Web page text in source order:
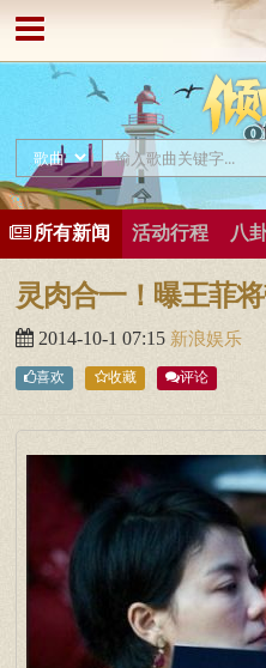
所有新闻 活动行程 八
灵肉合一！曝王菲
2014-10-1 07:15 新浪娱乐
喜欢 收藏 评论